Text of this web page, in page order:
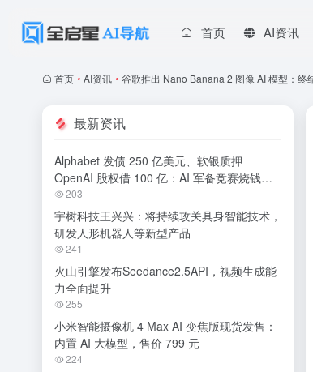
首页 AI资讯
首页 • AI资讯 • 谷歌推出 Nano Banana 2 图像 AI 模型：终
最新资讯
Alphabet 发债 250 亿美元、软银质押
OpenAI 股权借 100 亿：AI 军备竞赛烧钱无
休止
203
宇树科技王兴兴：将持续攻关具身智能技术，
研发人形机器人等新型产品
241
火山引擎发布Seedance2.5API，视频生成能
力全面提升
255
小米智能摄像机 4 Max AI 变焦版现货发售：
内置 AI 大模型，售价 799 元
224